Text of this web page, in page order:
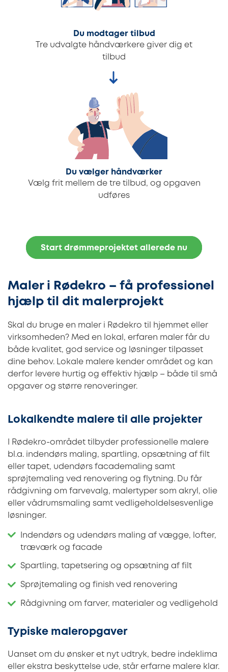
Du modtager tilbud
Tre udvalgte håndværkere giver dig et
tilbud
Du vælger håndværker
Vælg frit mellem de tre tilbud, og opgaven
udføres
Start drømmeprojektet allerede nu
Maler i Rødekro – få professionel
hjælp til dit malerprojekt
Skal du bruge en maler i Rødekro til hjemmet eller
virksomheden? Med en lokal, erfaren maler får du
både kvalitet, god service og løsninger tilpasset
dine behov. Lokale malere kender området og kan
derfor levere hurtig og effektiv hjælp – både til små
opgaver og større renoveringer.
Lokalkendte malere til alle projekter
I Rødekro-området tilbyder professionelle malere
bl.a. indendørs maling, spartling, opsætning af filt
eller tapet, udendørs facademaling samt
sprøjtemaling ved renovering og flytning. Du får
rådgivning om farvevalg, malertyper som akryl, olie
eller vådrumsmaling samt vedligeholdelsesvenlige
løsninger.
Indendørs og udendørs maling af vægge, lofter,
træværk og facade
Spartling, tapetsering og opsætning af filt
Sprøjtemaling og finish ved renovering
Rådgivning om farver, materialer og vedligehold
Typiske maleropgaver
Uanset om du ønsker et nyt udtryk, bedre indeklima
eller ekstra beskyttelse ude, står erfarne malere klar.